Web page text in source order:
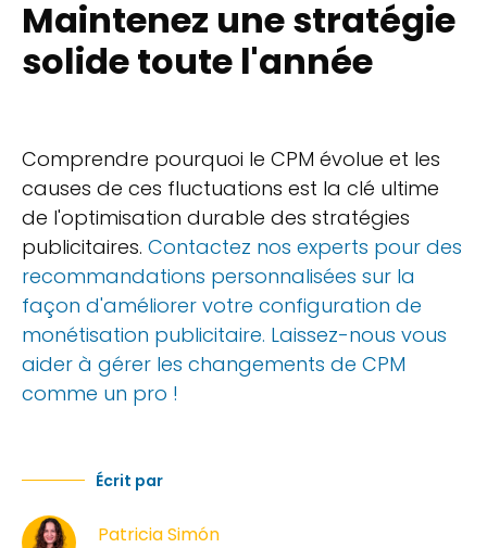
Maintenez une stratégie
solide toute l'année
Comprendre pourquoi le CPM évolue et les
causes de ces fluctuations est la clé ultime
de l'optimisation durable des stratégies
publicitaires. Contactez nos experts pour des
recommandations personnalisées sur la
façon d'améliorer votre configuration de
monétisation publicitaire. Laissez-nous vous
aider à gérer les changements de CPM
comme un pro !
Écrit par
Patricia Simón